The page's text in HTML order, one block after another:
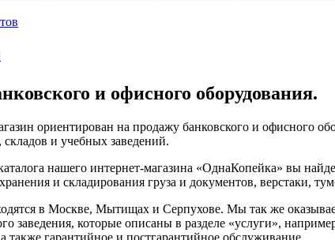
и офисного оборудования.
ориентирован на продажу банковского и офисного
складов и учебных заведений.
нашего интернет-магазина «ОднаКопейка» вы
и складирования груза и документов, верстаки,
в Москве, Мытищах и Серпухове. Мы так же
заведения, которые описаны в разделе «услуги»,
также гарантийное и постгарантийное обслуживание.